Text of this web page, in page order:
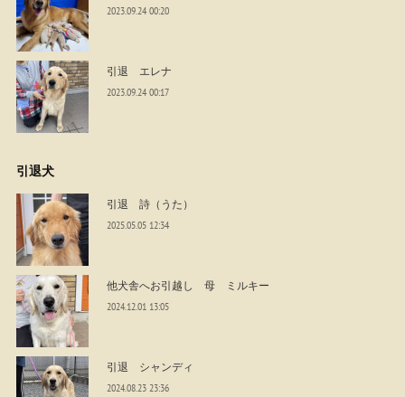
2023.09.24 00:20
引退 エレナ
2023.09.24 00:17
引退犬
引退 詩（うた）
2025.05.05 12:34
他犬舎へお引越し 母 ミルキー
2024.12.01 13:05
引退 シャンディ
2024.08.23 23:36